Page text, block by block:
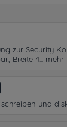
zur Security
Breite 4...
mehr
und